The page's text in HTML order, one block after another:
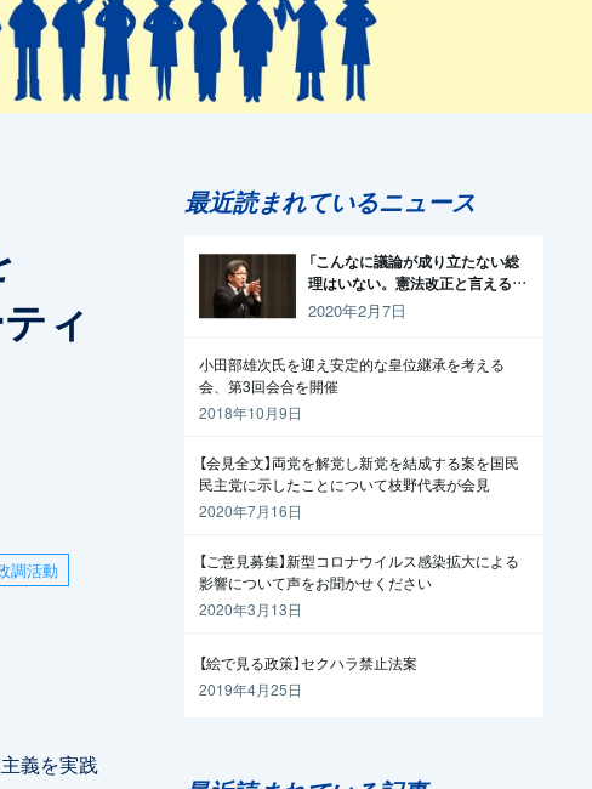
ィ
調活動
義を実践
最近読まれているニュース
「こんなに議論が成り立たない総
理はいない。憲法改正と言える資
格がどこにある。市民と野党の力
で引きずり下ろそう」杉尾議員
2020年2月7日
小田部雄次氏を迎え安定的な皇位継承を考える
会、第3回会合を開催
2018年10月9日
【会見全文】両党を解党し新党を結成する案を国民
民主党に示したことについて枝野代表が会見
2020年7月16日
【ご意見募集】新型コロナウイルス感染拡大による
影響について声をお聞かせください
2020年3月13日
【絵で見る政策】セクハラ禁止法案
2019年4月25日